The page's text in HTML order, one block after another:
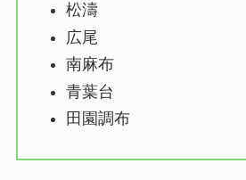
松濤
広尾
南麻布
青葉台
田園調布